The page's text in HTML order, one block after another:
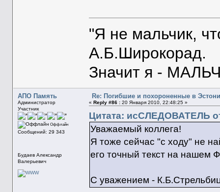
"Я не мальчик,
А.Б.Широкорад.
Значит я -
АПО Память
Администратор
Участник
Оффлайн
Сообщений: 29 343
Будаев Александр
Валерьевич
Re: Погибшие и похороненные в
« Reply #86 :20 Января 2010, 22:48:25 »
Цитата: исСЛЕДОВАТЕЛЬ
Уважаемый коллега!
Я тоже сейчас "с ходу" не
его точный текст на нашем
С уважением -